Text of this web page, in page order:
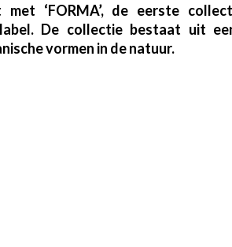
‘FORMA’, de eerste
De collectie bestaat uit
vormen in de natuur.